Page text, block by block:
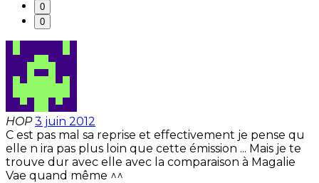
0
0
HOP 3 juin 2012
C est pas mal sa reprise et effectivement je pense qu
elle n ira pas plus loin que cette émission ... Mais je te
trouve dur avec elle avec la comparaison à Magalie
Vae quand même ^^